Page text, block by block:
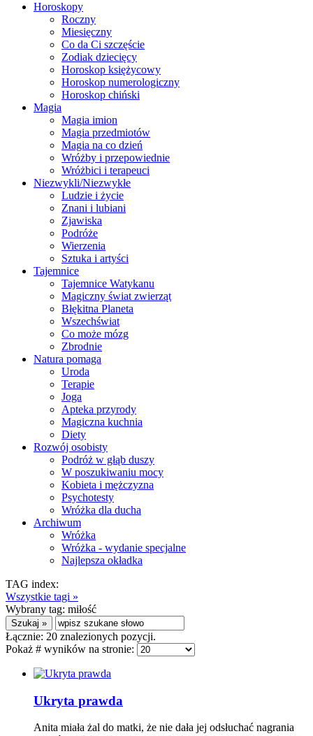
Horoskopy
Roczny
Miesięczny
Co da Ci szczęście
Zodiak dziecięcy
Horoskop księżycowy
Horoskop numerologiczny
Horoskop chiński
Magia
Magia imion
Magia przedmiotów
Magia na co dzień
Wróżby i przepowiednie
Wróżbici i terapeuci
Niezwykli/Niezwykłe
Ludzie i życie
Znani i lubiani
Zjawiska
Podróże
Wierzenia
Sztuka i artyści
Tajemnice
Tajemnice Watykanu
Magiczny świat zwierząt
Błękitna Planeta
Wszechświat
Co może mózg
Zbrodnie
Natura pomaga
Uroda
Terapie
Joga
Apteka przyrody
Magiczna kuchnia
Diety
Rozwój osobisty
Podróż w głąb duszy
W poszukiwaniu mocy
Kobieta i mężczyzna
Psychotesty
Wróżka dla ducha
Archiwum
Wróżka
Wróżka - wydanie specjalne
Najlepsza okładka
TAG index:
Wszystkie tagi »
Wybrany tag: miłość
Łącznie: 20 znalezionych pozycji.
Pokaż # wyników na stronie:
Ukryta prawda
Anita miała żal do matki, że nie dała jej odsłuchać nagrania